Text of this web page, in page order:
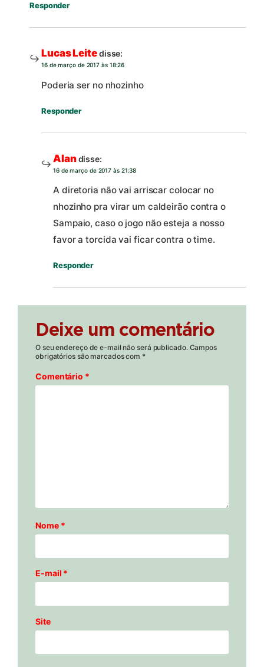
Responder
Lucas Leitedisse:
16 de março de 2017 às 18:26
Poderia ser no nhozinho
Responder
Alandisse:
16 de março de 2017 às 21:38
A diretoria não vai arriscar colocar no
nhozinho pra virar um caldeirão contra o
Sampaio, caso o jogo não esteja a nosso
favor a torcida vai ficar contra o time.
Responder
Deixe um comentário
O seu endereço de e-mail não será publicado. Campos
obrigatórios são marcados com *
Comentário *
Nome *
E-mail *
Site